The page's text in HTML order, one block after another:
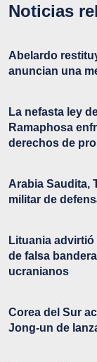
Noticias
Abelardo
anuncian una
La nefasta ley
Ramaphosa
derechos de
Arabia Saudita,
militar de
Lituania
de falsa
ucranianos
Corea del Sur
Jong-un de